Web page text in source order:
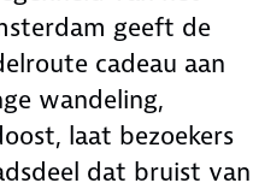
geeft de
cadeau aan
wandeling,
laat bezoekers
dat bruist van